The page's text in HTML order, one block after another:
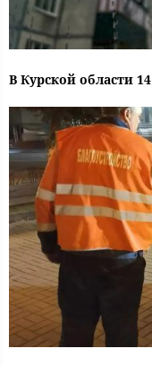
В Курской области